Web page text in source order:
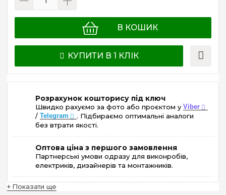
В КОШИК
КУПИТИ В 1 КЛІК
Розрахунок кошторису під ключ
Швидко рахуємо за фото або проєктом у Viber
/ Telegram
. Підбираємо оптимальні аналоги
без втрати якості.
Оптова ціна з першого замовлення
Партнерські умови одразу для виконробів,
електриків, дизайнерів та монтажників.
+ Показати ще